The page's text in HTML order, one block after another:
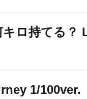
ロ持てる？
1/100ver.